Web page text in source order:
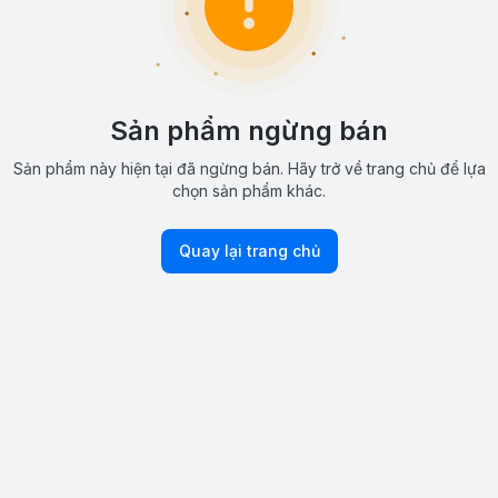
Sản phẩm ngừng bán
Sản phẩm này hiện tại đã ngừng bán. Hãy trở về trang chủ để lựa
chọn sản phẩm khác.
Quay lại trang chủ